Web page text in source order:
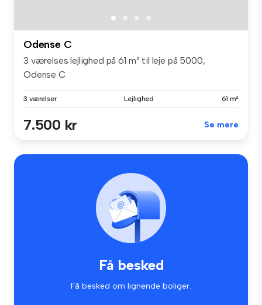
Odense C
3 værelses lejlighed på 61 m² til leje på 5000,
Odense C
3 værelser Lejlighed 61 m²
7.500 kr Se mere
Få besked
Få besked om lignende boliger.